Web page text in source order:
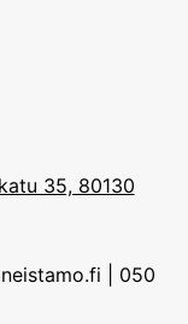
35, 80130
| 050